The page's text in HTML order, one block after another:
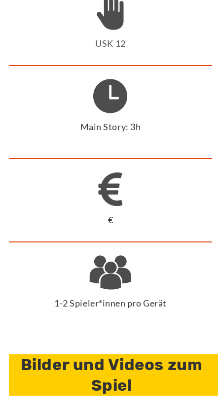
USK 12
Main Story: 3h
€
1-2 Spieler*innen pro Gerät
Bilder und Videos zum
Spiel